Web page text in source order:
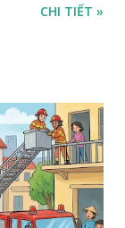
CHI TIẾT »